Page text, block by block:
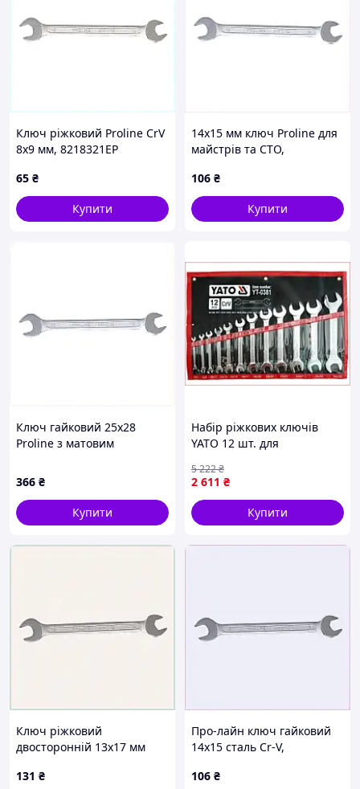
Ключ ріжковий Proline CrV
8х9 мм, 8218321EP
65 ₴
Купити
14х15 мм ключ Proline для
майстрів та СТО,
106 ₴
Купити
Ключ гайковий 25х28
Proline з матовим
366 ₴
Купити
Набір ріжкових ключів
YATO 12 шт. для
хромадієві 6х7 30х32 мм
2 611 ₴
5 222₴
Купити
Ключ ріжковий
двосторонній 13х17 мм
131 ₴
Про-лайн ключ гайковий
14х15 сталь Cr-V,
106 ₴